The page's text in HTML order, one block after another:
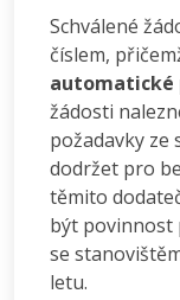
Schválené
číslem,
automatické
žádosti
požadavky ze
dodržet pro
těmito
být povinnost
se
letu.